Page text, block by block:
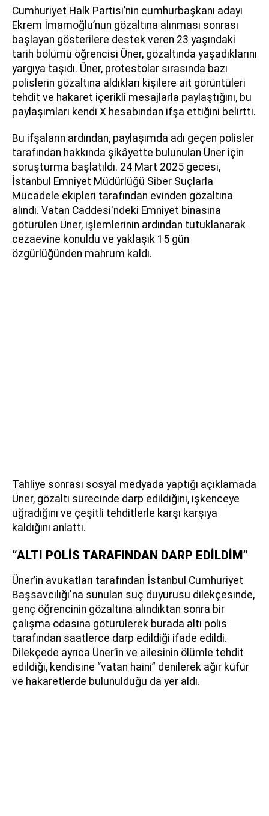
Cumhuriyet Halk Partisi’nin cumhurbaşkanı adayı
Ekrem İmamoğlu’nun gözaltına alınması sonrası
başlayan gösterilere destek veren 23 yaşındaki
tarih bölümü öğrencisi Üner, gözaltında yaşadıklarını
yargıya taşıdı. Üner, protestolar sırasında bazı
polislerin gözaltına aldıkları kişilere ait görüntüleri
tehdit ve hakaret içerikli mesajlarla paylaştığını, bu
paylaşımları kendi X hesabından ifşa ettiğini belirtti.
Bu ifşaların ardından, paylaşımda adı geçen polisler
tarafından hakkında şikâyette bulunulan Üner için
soruşturma başlatıldı. 24 Mart 2025 gecesi,
İstanbul Emniyet Müdürlüğü Siber Suçlarla
Mücadele ekipleri tarafından evinden gözaltına
alındı. Vatan Caddesi'ndeki Emniyet binasına
götürülen Üner, işlemlerinin ardından tutuklanarak
cezaevine konuldu ve yaklaşık 15 gün
özgürlüğünden mahrum kaldı.
Tahliye sonrası sosyal medyada yaptığı açıklamada
Üner, gözaltı sürecinde darp edildiğini, işkenceye
uğradığını ve çeşitli tehditlerle karşı karşıya
kaldığını anlattı.
“ALTI POLİS TARAFINDAN DARP EDİLDİM”
Üner’in avukatları tarafından İstanbul Cumhuriyet
Başsavcılığı'na sunulan suç duyurusu dilekçesinde,
genç öğrencinin gözaltına alındıktan sonra bir
çalışma odasına götürülerek burada altı polis
tarafından saatlerce darp edildiği ifade edildi.
Dilekçede ayrıca Üner’in ve ailesinin ölümle tehdit
edildiği, kendisine “vatan haini” denilerek ağır küfür
ve hakaretlerde bulunulduğu da yer aldı.